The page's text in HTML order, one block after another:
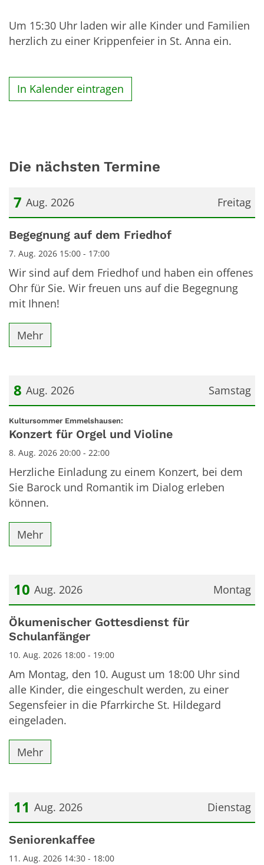
Um 15:30 Uhr laden wir alle Kinder und Familien
herzlich zu einer Krippenfeier in St. Anna ein.
In Kalender eintragen
Die nächsten Termine
Freitag
7 Aug. 2026
Datum: 7. August 2026
Begegnung auf dem Friedhof
7. Aug. 2026 15:00 - 17:00
Wir sind auf dem Friedhof und haben ein offenes
Ohr für Sie. Wir freuen uns auf die Begegnung
mit Ihnen!
Mehr
Samstag
8 Aug. 2026
Datum: 8. August 2026
Kultursommer Emmelshausen:
Konzert für Orgel und Violine
8. Aug. 2026 20:00 - 22:00
Herzliche Einladung zu einem Konzert, bei dem
Sie Barock und Romantik im Dialog erleben
können.
Mehr
Montag
10 Aug. 2026
Datum: 10. August 2026
Ökumenischer Gottesdienst für
Schulanfänger
10. Aug. 2026 18:00 - 19:00
Am Montag, den 10. August um 18:00 Uhr sind
alle Kinder, die eingeschult werden, zu einer
Segensfeier in die Pfarrkirche St. Hildegard
eingeladen.
Mehr
Dienstag
11 Aug. 2026
Datum: 11. August 2026
Seniorenkaffee
11. Aug. 2026 14:30 - 18:00